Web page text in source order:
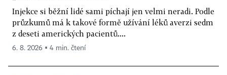
Injekce si běžní lidé sami píchají jen velmi neradi. Podle
průzkumů má k takové formě užívání léků averzi sedm
z deseti amerických pacientů....
6. 8. 2026 ▪ 4 min. čtení